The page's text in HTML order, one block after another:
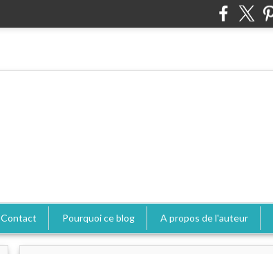
Contact Pourquoi ce blog A propos de l'auteur